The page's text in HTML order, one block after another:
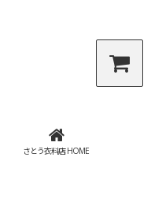
さとう衣料店 HOME